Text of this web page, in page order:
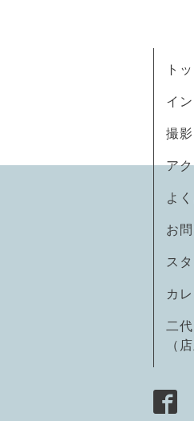
ト
イ
撮
ア
よ
お
ス
カ
二
（